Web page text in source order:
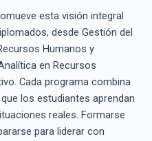
esta visión integral
desde Gestión del
Humanos y
en Recursos
Cada programa combina
los estudiantes aprendan
reales. Formarse
para liderar con